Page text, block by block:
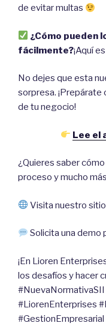
de evitar multas
¿Cómo pueden
fácilmente?¡Aquí
No dejes que esta
sorpresa. ¡Prepárate
de tu negocio!
Lee el
¿Quieres saber cómo
proceso y mucho
Visita nuestro
Solicita una demo
¡En Lioren
los desafíos y hacer
#LiorenEnterprises
#GestionEmpresarial